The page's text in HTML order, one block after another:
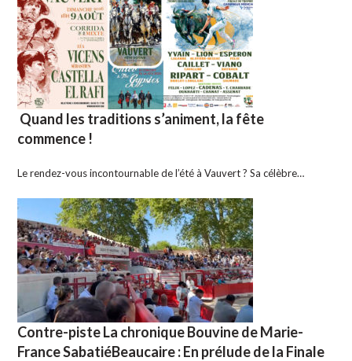
Quand les traditions s’animent, la fête
commence !
Le rendez-vous incontournable de l’été à Vauvert ? Sa célèbre…
Contre-piste La chronique Bouvine de Marie-
France SabatiéBeaucaire : En prélude de la Finale